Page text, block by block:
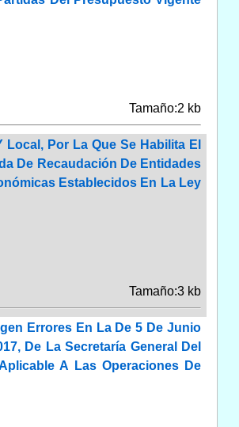
Tamaño:2 kb
Por La Que Se Habilita El
De Recaudación De Entidades
Establecidos En La Ley
Tamaño:3 kb
Errores En La De 5 De Junio
De La Secretaría General Del
A Las Operaciones De